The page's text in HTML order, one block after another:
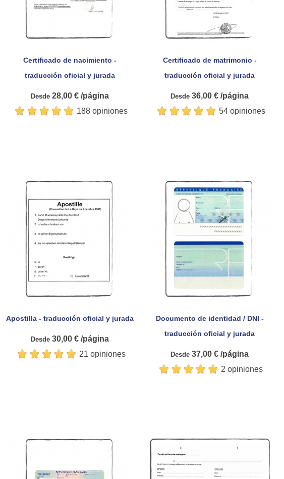
Certificado de nacimiento -
traducción oficial y jurada
Desde 28,00 € /página
188 opiniones
Certificado de matrimonio -
traducción oficial y jurada
Desde 36,00 € /página
54 opiniones
Apostilla - traducción oficial y jurada
Desde 30,00 € /página
21 opiniones
Documento de identidad / DNI -
traducción oficial y jurada
Desde 37,00 € /página
2 opiniones